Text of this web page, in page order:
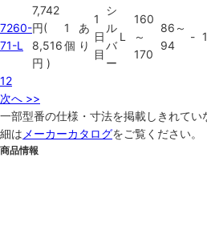
7260-
71-L
7,742
円(
8,516
円 )
1
個
あ
り
1
日
目
シ
ル
バ
ー
L
160
～
170
86～
94
-
12
次へ >>
一部型番の仕様・寸法を掲載しきれて
細は メーカーカタログをご覧ください。
商品情報